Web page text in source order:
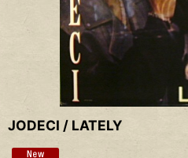
JODECI ‎/ LATELY